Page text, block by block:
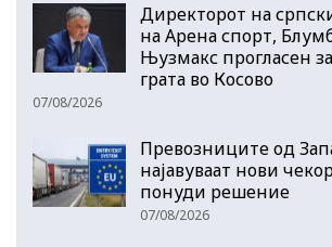
Директорот на
на Арена спорт,
Њузмакс прогласен
грата во Косово
07/08/2026
Превозниците од
најавуваат нови
понуди решение
07/08/2026